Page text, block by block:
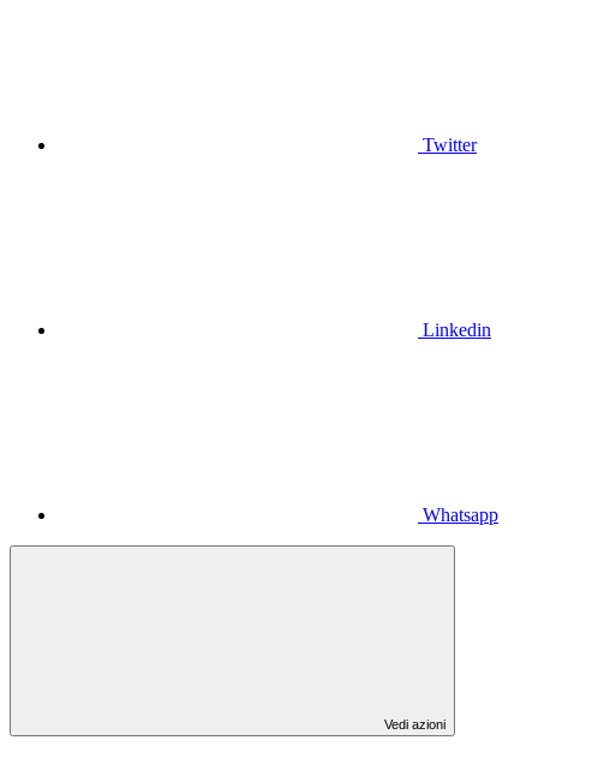
Twitter
Linkedin
Whatsapp
Vedi azioni